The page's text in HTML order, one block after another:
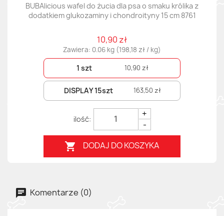
BUBAlicious wafel do żucia dla psa o smaku królika z
dodatkiem glukozaminy i chondroityny 15 cm 8761
10,90 zł
Zawiera: 0.06 kg (198,18 zł / kg)
1 szt 10,90 zł
DISPLAY 15szt 163,50 zł
+
-
 DODAJ DO KOSZYKA
Komentarze (0)